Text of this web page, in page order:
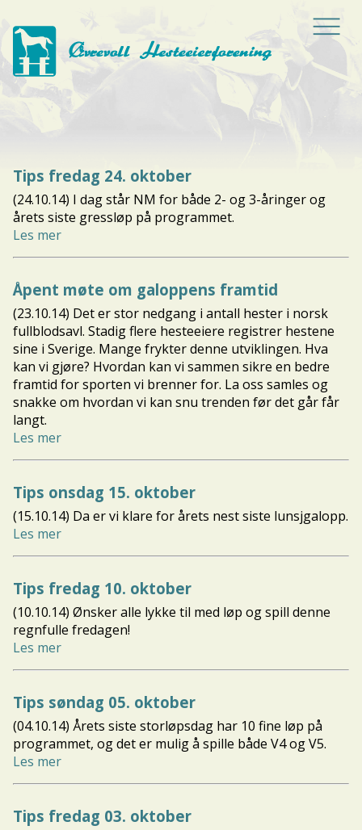
Tips fredag 24. oktober
(24.10.14) I dag står NM for både 2- og 3-åringer og
årets siste gressløp på programmet.
Les mer
Åpent møte om galoppens framtid
(23.10.14) Det er stor nedgang i antall hester i norsk
fullblodsavl. Stadig flere hesteeiere registrer hestene
sine i Sverige. Mange frykter denne utviklingen. Hva
kan vi gjøre? Hvordan kan vi sammen sikre en bedre
framtid for sporten vi brenner for. La oss samles og
snakke om hvordan vi kan snu trenden før det går får
langt.
Les mer
Tips onsdag 15. oktober
(15.10.14) Da er vi klare for årets nest siste lunsjgalopp.
Les mer
Tips fredag 10. oktober
(10.10.14) Ønsker alle lykke til med løp og spill denne
regnfulle fredagen!
Les mer
Tips søndag 05. oktober
(04.10.14) Årets siste storløpsdag har 10 fine løp på
programmet, og det er mulig å spille både V4 og V5.
Les mer
Tips fredag 03. oktober